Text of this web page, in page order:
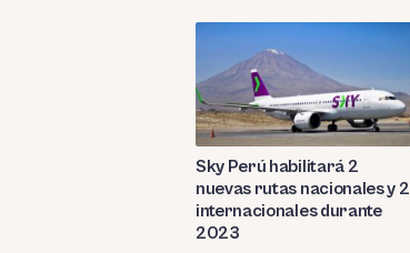
Sky Perú habilitará 2
nuevas rutas nacionales y 2
internacionales durante
2023